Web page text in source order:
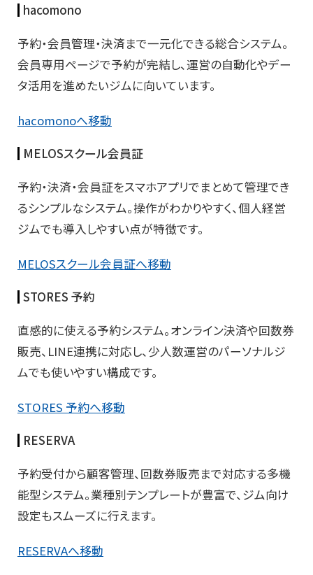
hacomono
予約・会員管理・決済まで一元化できる総合システム。
会員専用ページで予約が完結し、運営の自動化やデー
タ活用を進めたいジムに向いています。
hacomonoへ移動
MELOSスクール会員証
予約・決済・会員証をスマホアプリでまとめて管理でき
るシンプルなシステム。操作がわかりやすく、個人経営
ジムでも導入しやすい点が特徴です。
MELOSスクール会員証へ移動
STORES 予約
直感的に使える予約システム。オンライン決済や回数券
販売、LINE連携に対応し、少人数運営のパーソナルジ
ムでも使いやすい構成です。
STORES 予約へ移動
RESERVA
予約受付から顧客管理、回数券販売まで対応する多機
能型システム。業種別テンプレートが豊富で、ジム向け
設定もスムーズに行えます。
RESERVAへ移動